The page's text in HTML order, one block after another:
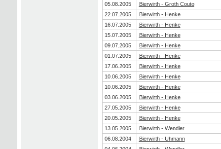
05.08.2005
Bierwirth - Groth Couto
22.07.2005
Bierwirth - Henke
16.07.2005
Bierwirth - Henke
15.07.2005
Bierwirth - Henke
09.07.2005
Bierwirth - Henke
01.07.2005
Bierwirth - Henke
17.06.2005
Bierwirth - Henke
10.06.2005
Bierwirth - Henke
10.06.2005
Bierwirth - Henke
03.06.2005
Bierwirth - Henke
27.05.2005
Bierwirth - Henke
20.05.2005
Bierwirth - Henke
13.05.2005
Bierwirth - Wendler
06.08.2004
Bierwirth - Uhmann